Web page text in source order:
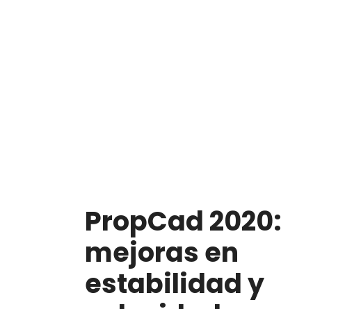
PropCad 2020:
mejoras en
estabilidad y